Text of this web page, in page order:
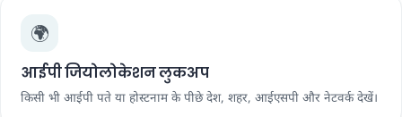
🌍
आईपी ​​जियोलोकेशन लुकअप
किसी भी आईपी पते या होस्टनाम के पीछे देश, शहर, आईएसपी और नेटवर्क देखें।